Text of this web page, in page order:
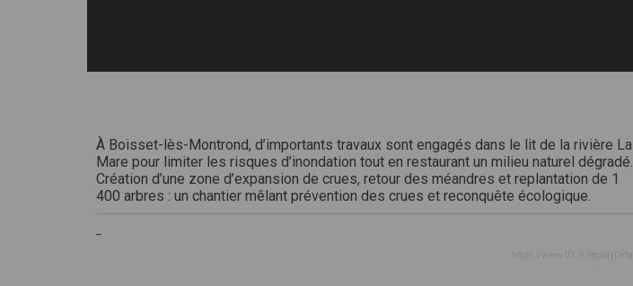
À Boisset-lès-Montrond, d’importants travaux sont engagés dans le lit de la rivière La
Mare pour limiter les risques d’inondation tout en restaurant un milieu naturel dégradé.
Création d’une zone d’expansion de crues, retour des méandres et replantation de 1
400 arbres : un chantier mêlant prévention des crues et reconquête écologique.